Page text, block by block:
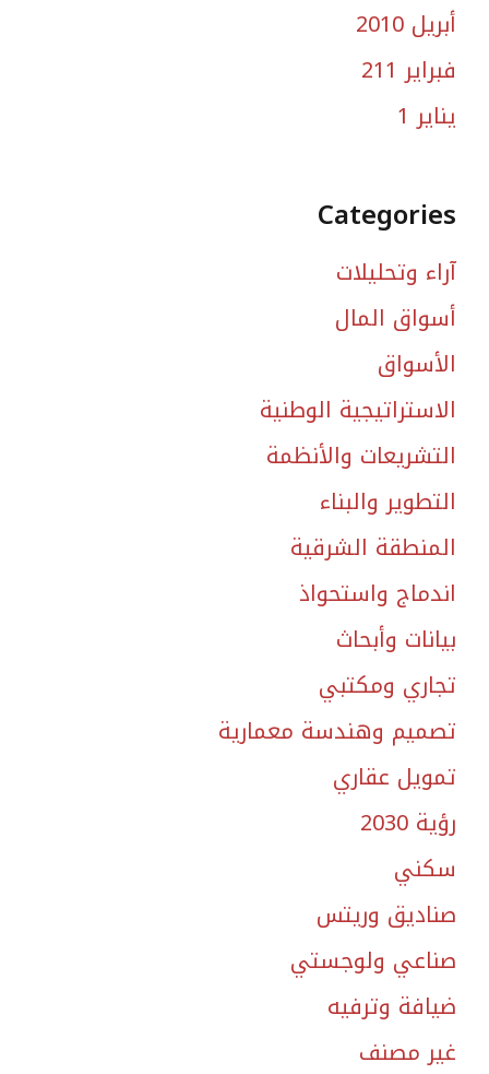
أبريل 2010
فبراير 211
يناير 1
Categories
آراء وتحليلات
أسواق المال
الأسواق
الاستراتيجية الوطنية
التشريعات والأنظمة
التطوير والبناء
المنطقة الشرقية
اندماج واستحواذ
بيانات وأبحاث
تجاري ومكتبي
تصميم وهندسة معمارية
تمويل عقاري
رؤية 2030
سكني
صناديق وريتس
صناعي ولوجستي
ضيافة وترفيه
غير مصنف